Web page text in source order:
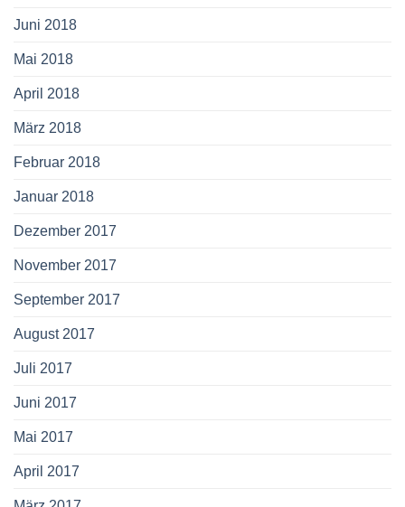
Juni 2018
Mai 2018
April 2018
März 2018
Februar 2018
Januar 2018
Dezember 2017
November 2017
September 2017
August 2017
Juli 2017
Juni 2017
Mai 2017
April 2017